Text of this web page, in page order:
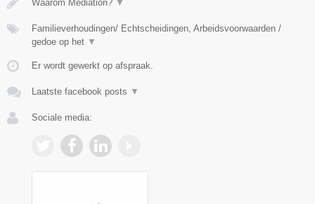
Waarom Mediation? ▼
Familieverhoudingen/ Echtscheidingen, Arbeidsvoorwaarden /
gedoe op het ▼
Er wordt gewerkt op afspraak.
Laatste facebook posts ▼
Sociale media: